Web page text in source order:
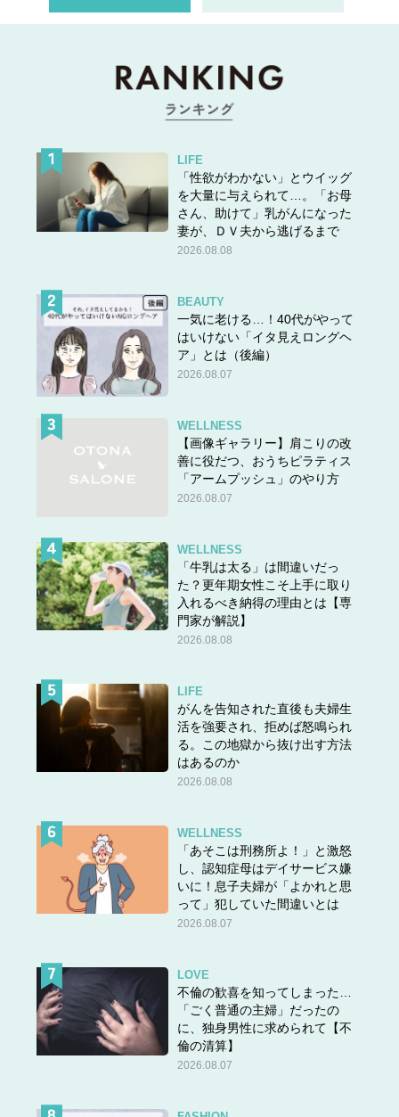
フラーはストールに比べると幅が狭く、首元にコンパクト
におさまる大きさがベストなサイズです。ストールは首元
にボリュームを出したり、ケープのように体に羽織ったり
してアレンジ力次第で見栄えが大きく変化しますが、マフ
ラーはストールのようなアレンジ力がありません。その代
まる。無駄がないシンプルな着こなしに映えるといった魅
力があります。
そんなマフラーですが、幅や長さが10cm程度違うだけで
アレンジ力が狭まってしまうので幅×長さ選びには注意が
も色々な巻き方が楽しめる幅が30cm台×長さが170cm台の
マフラー。幅が30cm未満、長さが160cm未満だとアレン
ジ不向きなサイズになるので気をつけて。
素材は定番のウール・カシミヤなどなめらかな質感のもの
も良いですが、ざっくりとしたニット素材もOK。サイズ
持たせるとシンプルな巻き方でもおしゃれに見えやすいで
す。
化繊マフラーは毛羽立ち・ピリングに注意！
ポリエステル、アクリルといった化学繊維素材のもので
す。素材が悪いわけではないのですが、化学繊維素材はど
うしても静電気を引き起こしやすく、毛羽立ちや毛玉がで
きやすいため使用後のブラッシングや保管方法のケアをし
ないと数回の使用で傷んでしまいます。長く使うことを全
はウォッシャブル機能のついたものを選ぶと良いでしょ
う。ぜひアイテム購入の参考にしてみてくださいね。
LIFE
「性欲がわかない」とウイッグ
を大量に与えられて…。「お母
さん、助けて」乳がんになった
妻が、ＤＶ夫から逃げるまで
2026.08.08
BEAUTY
一気に老ける…！40代がやって
はいけない「イタ見えロングヘ
ア」とは（後編）
2026.08.07
WELLNESS
【画像ギャラリー】肩こりの改
善に役だつ、おうちピラティス
「アームプッシュ」のやり方
2026.08.07
WELLNESS
「牛乳は太る」は間違いだっ
た？更年期女性こそ上手に取り
入れるべき納得の理由とは【専
門家が解説】
2026.08.08
LIFE
がんを告知された直後も夫婦生
活を強要され、拒めば怒鳴られ
る。この地獄から抜け出す方法
はあるのか
2026.08.08
WELLNESS
「あそこは刑務所よ！」と激怒
し、認知症母はデイサービス嫌
いに！息子夫婦が「よかれと思
って」犯していた間違いとは
2026.08.07
LOVE
不倫の歓喜を知ってしまった…
「ごく普通の主婦」だったの
に、独身男性に求められて【不
倫の清算】
2026.08.07